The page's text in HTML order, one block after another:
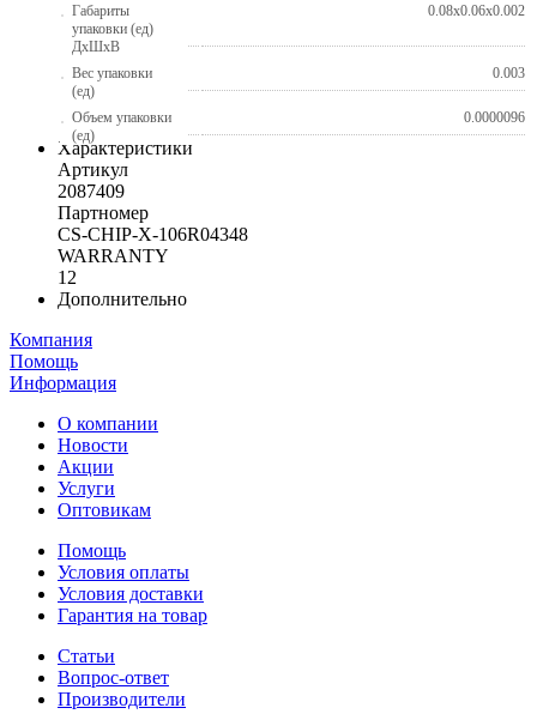
Габариты
упаковки (ед)
ДхШхВ
0.08x0.06x0.002
Вес упаковки
(ед)
0.003
Объем упаковки
(ед)
0.0000096
Характеристики
Артикул
2087409
Партномер
CS-CHIP-X-106R04348
WARRANTY
12
Дополнительно
Компания
Помощь
Информация
О компании
Новости
Акции
Услуги
Оптовикам
Помощь
Условия оплаты
Условия доставки
Гарантия на товар
Статьи
Вопрос-ответ
Производители